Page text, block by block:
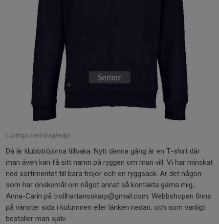
Luvtröja med dragkedja.
Då är klubbtröjorna tillbaka. Nytt denna gång är en T-shirt där
man även kan få sitt namn på ryggen om man vill. Vi har minskat
ned sortimentet till bara tröjor och en ryggsäck. Är det någon
som har önskemål om något annat så kontakta gärna mig,
Anna-Carin på trollhattansskarp@gmail.com. Webbshopen finns
på vänster sida i kolumnen eller länken nedan, och som vanligt
beställer man själv.